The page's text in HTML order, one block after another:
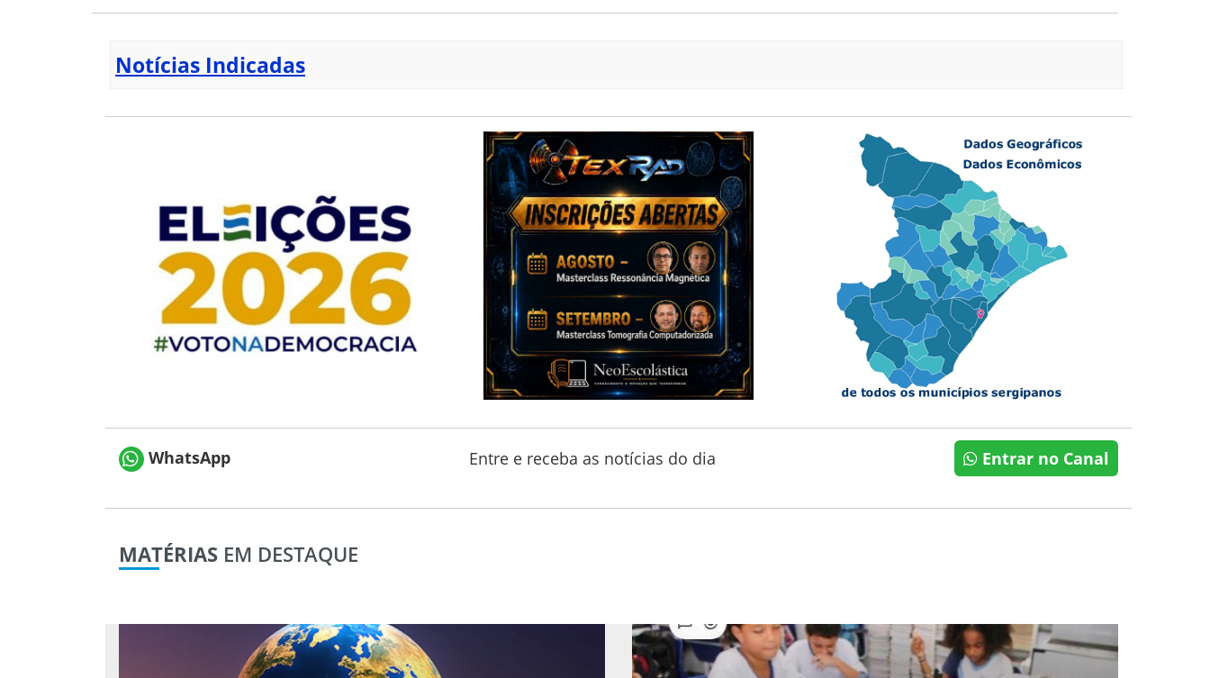
Notícias Indicadas
WhatsApp Entre e receba as notícias do dia Entrar no Canal
MATÉRIAS EM DESTAQUE